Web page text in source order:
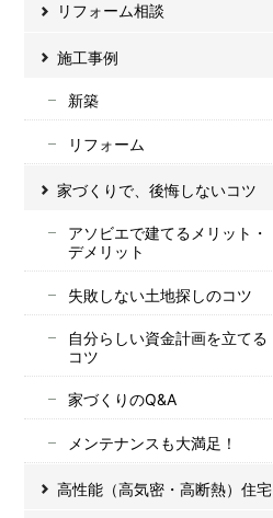
リフォーム相談
施工事例
新築
リフォーム
家づくりで、後悔しないコツ
アソビエで建てるメリット・
デメリット
失敗しない土地探しのコツ
自分らしい資金計画を立てる
コツ
家づくりのQ&A
メンテナンスも大満足！
高性能（高気密・高断熱）住宅